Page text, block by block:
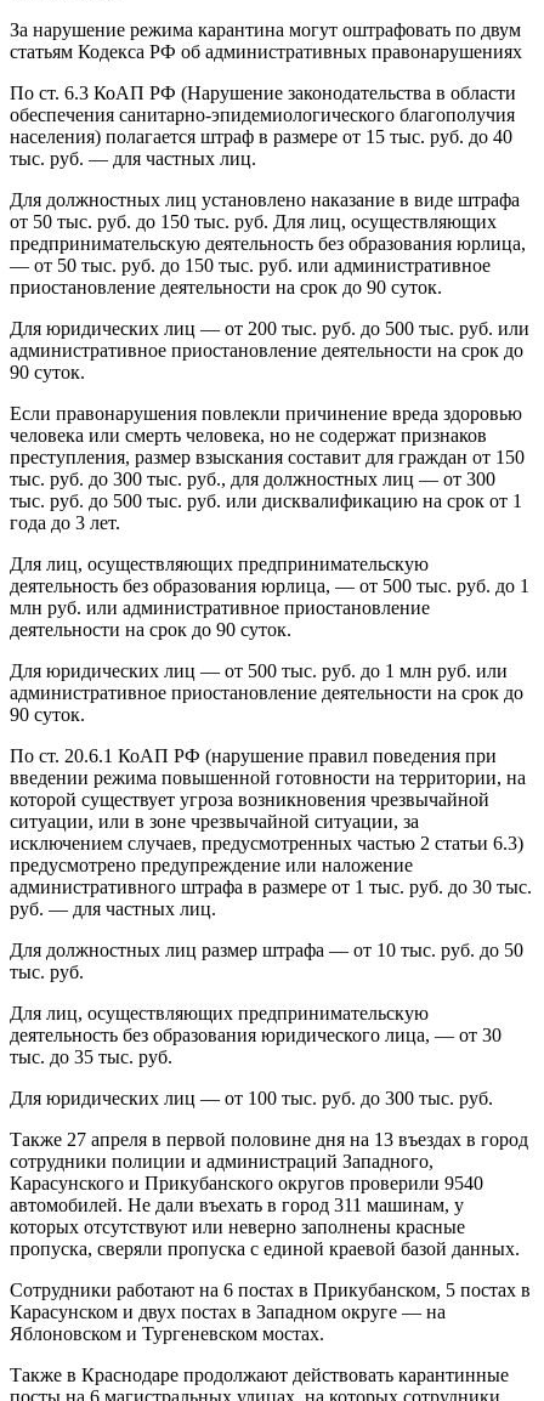
За нарушение режима карантина могут оштрафовать по двум
статьям Кодекса РФ об административных правонарушениях
По ст. 6.3 КоАП РФ (Нарушение законодательства в области
обеспечения санитарно-эпидемиологического благополучия
населения) полагается штраф в размере от 15 тыс. руб. до 40
тыс. руб. — для частных лиц.
Для должностных лиц установлено наказание в виде штрафа
от 50 тыс. руб. до 150 тыс. руб. Для лиц, осуществляющих
предпринимательскую деятельность без образования юрлица,
— от 50 тыс. руб. до 150 тыс. руб. или административное
приостановление деятельности на срок до 90 суток.
Для юридических лиц — от 200 тыс. руб. до 500 тыс. руб. или
административное приостановление деятельности на срок до
90 суток.
Если правонарушения повлекли причинение вреда здоровью
человека или смерть человека, но не содержат признаков
преступления, размер взыскания составит для граждан от 150
тыс. руб. до 300 тыс. руб., для должностных лиц — от 300
тыс. руб. до 500 тыс. руб. или дисквалификацию на срок от 1
года до 3 лет.
Для лиц, осуществляющих предпринимательскую
деятельность без образования юрлица, — от 500 тыс. руб. до 1
млн руб. или административное приостановление
деятельности на срок до 90 суток.
Для юридических лиц — от 500 тыс. руб. до 1 млн руб. или
административное приостановление деятельности на срок до
90 суток.
По ст. 20.6.1 КоАП РФ (нарушение правил поведения при
введении режима повышенной готовности на территории, на
которой существует угроза возникновения чрезвычайной
ситуации, или в зоне чрезвычайной ситуации, за
исключением случаев, предусмотренных частью 2 статьи 6.3)
предусмотрено предупреждение или наложение
административного штрафа в размере от 1 тыс. руб. до 30 тыс.
руб. — для частных лиц.
Для должностных лиц размер штрафа — от 10 тыс. руб. до 50
тыс. руб.
Для лиц, осуществляющих предпринимательскую
деятельность без образования юридического лица, — от 30
тыс. до 35 тыс. руб.
Для юридических лиц — от 100 тыс. руб. до 300 тыс. руб.
Также 27 апреля в первой половине дня на 13 въездах в город
сотрудники полиции и администраций Западного,
Карасунского и Прикубанского округов проверили 9540
автомобилей. Не дали въехать в город 311 машинам, у
которых отсутствуют или неверно заполнены красные
пропуска, сверяли пропуска с единой краевой базой данных.
Сотрудники работают на 6 постах в Прикубанском, 5 постах в
Карасунском и двух постах в Западном округе — на
Яблоновском и Тургеневском мостах.
Также в Краснодаре продолжают действовать карантинные
посты на 6 магистральных улицах, на которых сотрудники